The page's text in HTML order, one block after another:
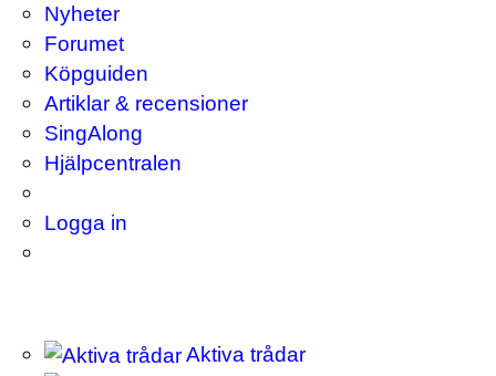
Nyheter
Forumet
Köpguiden
Artiklar & recensioner
SingAlong
Hjälpcentralen
Logga in
Aktiva trådar